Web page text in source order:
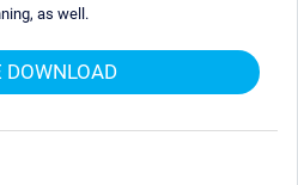
as well.
DOWNLOAD